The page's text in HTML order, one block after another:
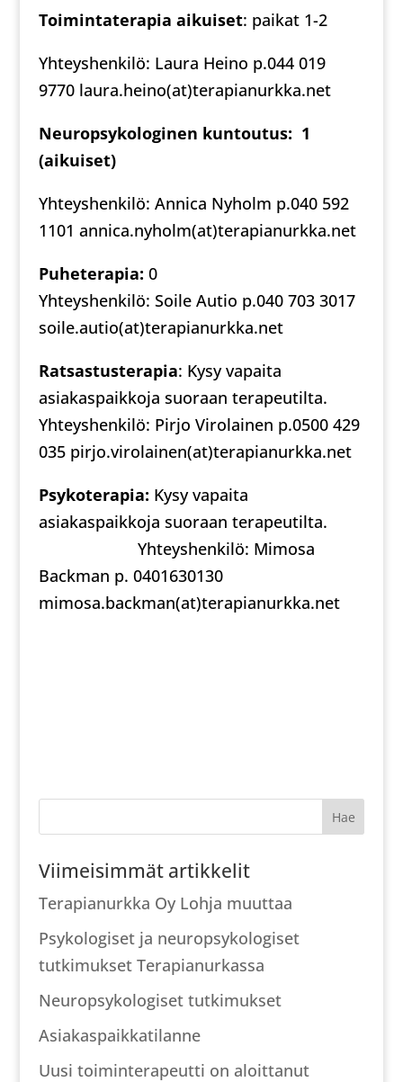
Toimintaterapia aikuiset: paikat 1-2
Yhteyshenkilö: Laura Heino p.044 019
9770 laura.heino(at)terapianurkka.net
Neuropsykologinen kuntoutus: 1
(aikuiset)
Yhteyshenkilö: Annica Nyholm p.040 592
1101 annica.nyholm(at)terapianurkka.net
Puheterapia: 0
Yhteyshenkilö: Soile Autio p.040 703 3017
soile.autio(at)terapianurkka.net
Ratsastusterapia: Kysy vapaita
asiakaspaikkoja suoraan terapeutilta.
Yhteyshenkilö: Pirjo Virolainen p.0500 429
035 pirjo.virolainen(at)terapianurkka.net
Psykoterapia: Kysy vapaita
asiakaspaikkoja suoraan terapeutilta.
Yhteyshenkilö: Mimosa
Backman p. 0401630130
mimosa.backman(at)terapianurkka.net
Viimeisimmät artikkelit
Terapianurkka Oy Lohja muuttaa
Psykologiset ja neuropsykologiset
tutkimukset Terapianurkassa
Neuropsykologiset tutkimukset
Asiakaspaikkatilanne
Uusi toiminterapeutti on aloittanut